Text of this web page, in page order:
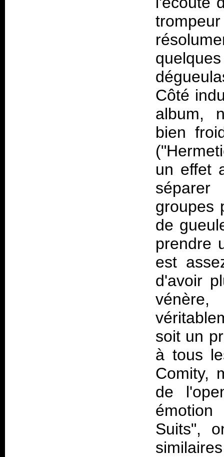
Côté
album,
bien
un effet
groupes
de
prendre
est
d'avoir
soit un
à tous
Comity,
de
Suits",